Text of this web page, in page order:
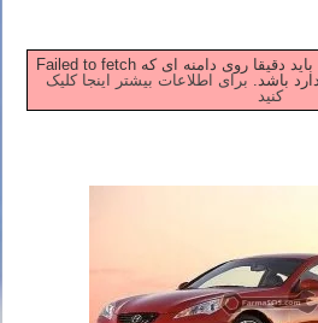
Failed to fetch ارور : آدرس فایل پی دی اف باید دقیقا روی دامنه ای که
باشد. برای اطلاعات بیشتر اینجا کلیک
کنید